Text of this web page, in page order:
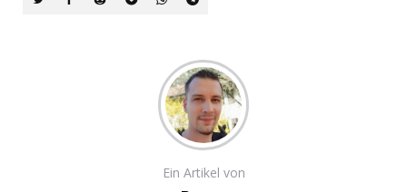
Ein Artikel von